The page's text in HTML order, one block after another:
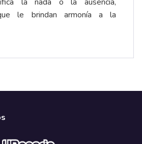
le brindan armonía a la